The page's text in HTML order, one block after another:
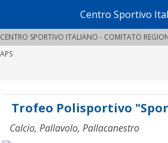
Centro Sportivo
CENTRO SPORTIVO ITALIANO - COMITATO
APS
Trofeo Polisportivo
Calcio, Pallavolo, Pallacanestro